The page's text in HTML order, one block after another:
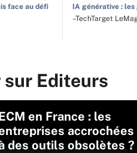
face au défi
IA générative :
–TechTarget
Editeurs
en France : les
accrochées
des outils obsolètes ?